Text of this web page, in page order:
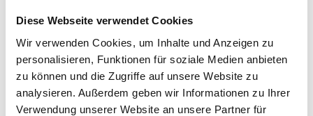
Diese Webseite verwendet Cookies
Wir verwenden Cookies, um Inhalte und Anzeigen zu
personalisieren, Funktionen für soziale Medien anbieten
zu können und die Zugriffe auf unsere Website zu
analysieren. Außerdem geben wir Informationen zu Ihrer
Verwendung unserer Website an unsere Partner für
Mit der Kontaktaufnahme bzw. Zusendung einer
Bewerbung erklären Sie sich mit der Speicherung und
Weiterverarbeitung Ihrer persönlichen Daten
einverstanden.